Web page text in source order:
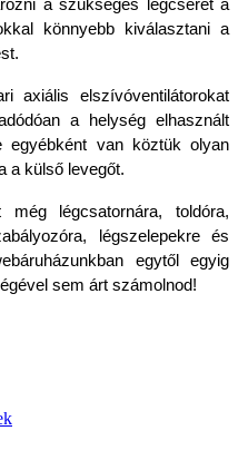
a szükséges légcserét a
könnyebb kiválasztani a
axiális elszívóventilátorokat
a helység elhasznált
egyébként van köztük olyan
a külső levegőt.
légcsatornára, toldóra,
légszelepekre és
egytől egyig
sem árt számolnod!